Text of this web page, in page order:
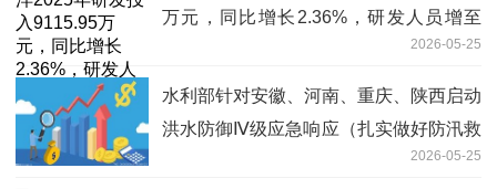
万元，同比增长2.36%，研发人员增至
2026-05-25
水利部针对安徽、河南、重庆、陕西启动
洪水防御Ⅳ级应急响应（扎实做好防汛救
2026-05-25